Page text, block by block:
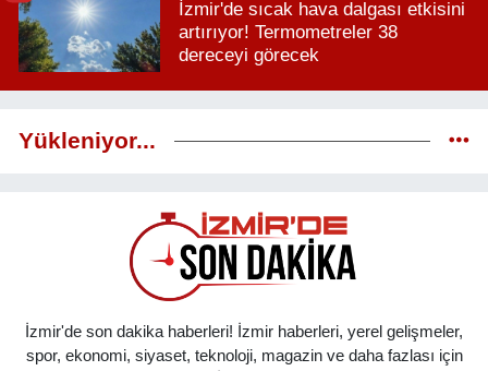
İzmir'de sıcak hava dalgası etkisini
artırıyor! Termometreler 38
dereceyi görecek
Yükleniyor...
İzmir'de son dakika haberleri! İzmir haberleri, yerel gelişmeler,
spor, ekonomi, siyaset, teknoloji, magazin ve daha fazlası için